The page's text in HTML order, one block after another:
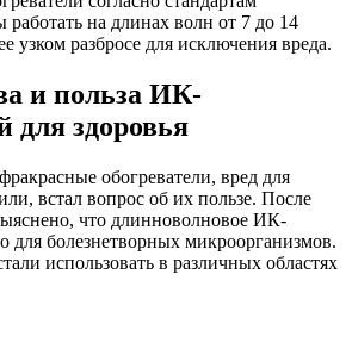
работать на длинах волн от 7 до 14
узком разбросе для исключения вреда.
и польза ИК-
для здоровья
обогреватели, вред для
встал вопрос об их пользе. После
что длинноволновое ИК-
для болезнетворных микроорганизмов.
использовать в различных областях